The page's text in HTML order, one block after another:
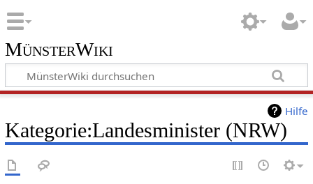
MünsterWiki
Hilfe
Kategorie:Landesminister (NRW)